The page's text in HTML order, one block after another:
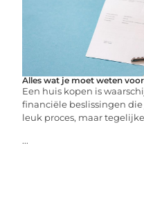
Alles wat je moet weten
Een huis kopen is
financiële beslissingen
leuk proces, maar
...